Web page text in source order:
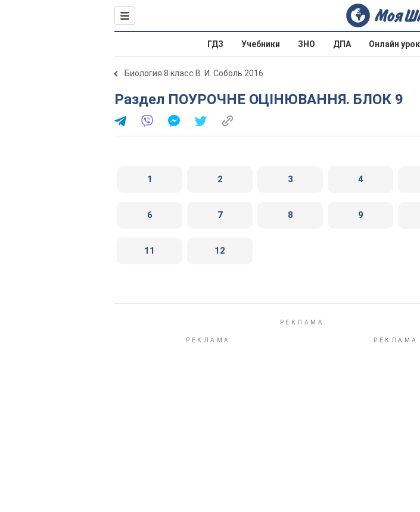
ГДЗ Учебники ЗНО ДПА Онлайн
Биология 8 класс В. И. Соболь 2016
Раздел ПОУРОЧНЕ ОЦІНЮВАННЯ. БЛОК 9
1 2 3 4
6 7 8 9
11 12